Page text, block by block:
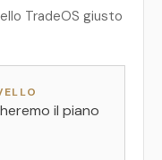
TradeOS giusto
il piano